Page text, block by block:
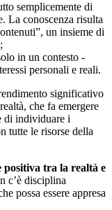
semplicemente di
La conoscenza risulta
un insieme di
in un contesto -
personali e reali.
significativo
che fa emergere
di individuare i
tutte le risorse della
positiva tra la realtà e
c’è disciplina
possa essere appresa